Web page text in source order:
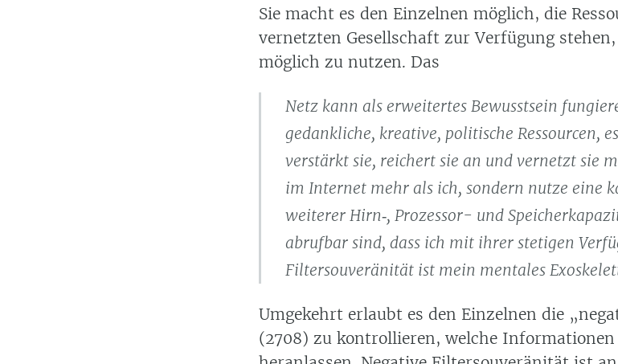
Sie macht es den Einzelnen möglich, die
vernetzten Gesellschaft zur Verfügung
möglich zu nutzen. Das
Netz kann als erweitertes Bewusstsein
gedankliche, kreative, politische Ressourcen,
verstärkt sie, reichert sie an und vernetzt sie
im Internet mehr als ich, sondern nutze eine
weiterer Hirn‑, Prozessor- und
abrufbar sind, dass ich mit ihrer stetigen
Filtersouveränität ist mein mentales
Umgekehrt erlaubt es den Einzelnen die
(2708) zu kontrollieren, welche